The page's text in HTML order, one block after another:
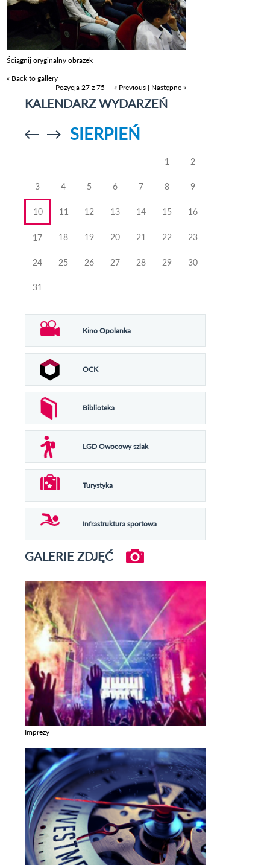
Ściągnij oryginalny obrazek
« Back to gallery
Pozycja 27 z 75
« Previous | Następne »
KALENDARZ WYDARZEŃ
Przejdź doPrzejdź do
SIERPIEŃ
1 2
3 4 5 6 7 8 9
10 11 12 13 14 15 16
17 18 19 20 21 22 23
24 25 26 27 28 29 30
31
Kino Opolanka
OCK
Biblioteka
LGD Owocowy szlak
Turystyka
Infrastruktura sportowa
GALERIE ZDJĘĆ
Imprezy